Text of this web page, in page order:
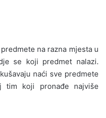
na razna mjesta u
se koji predmet nalazi.
naći sve predmete
tim koji pronađe najviše